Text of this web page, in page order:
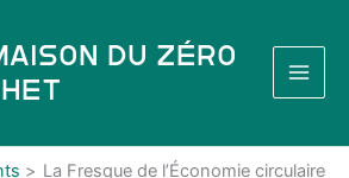
du Zéro
La Fresque de l’Économie circulaire